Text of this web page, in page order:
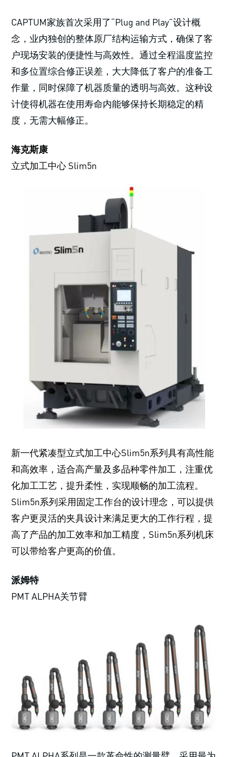
CAPTUM家族首次采用了“Plug and Play”设计概
念，业内独创的整体原厂结构运输方式，确保了客
户现场安装的便捷性与高效性。通过全程温度监控
和多位置综合修正误差，大大降低了客户的准备工
作量，同时保障了机器质量的透明与高效。这种设
计使得机器在使用寿命内能够保持长期稳定的精
度，无需大幅修正。
海克斯康
立式加工中心 Slim5n
新一代紧凑型立式加工中心Slim5n系列具有高性能
和高效率，适合高产量及多品种零件加工，注重优
化加工工艺，提升柔性，实现顺畅的加工流程。
Slim5n系列采用固定工作台的设计理念，可以提供
客户更灵活的夹具设计来满足更大的工作行程，提
高了产品的加工效率和加工精度，Slim5n系列机床
可以带给客户更高的价值。
派姆特
PMT ALPHA关节臂